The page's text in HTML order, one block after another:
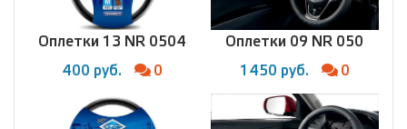
Оплетки 13 NR 0504
400 руб. 0
Оплетки 09 NR 050
1450 руб. 0